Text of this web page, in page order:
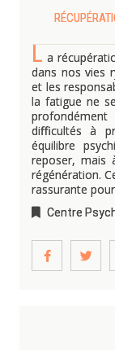
L a
dans nos vies
et les
la fatigue ne
difficultés à
équilibre
reposer, mais
régénération.
rassurante
Centre